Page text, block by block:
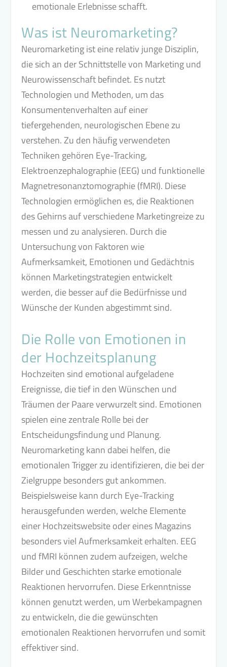
emotionale Erlebnisse schafft.
Was ist Neuromarketing?
Neuromarketing ist eine relativ junge Disziplin,
die sich an der Schnittstelle von Marketing und
Neurowissenschaft befindet. Es nutzt
Technologien und Methoden, um das
Konsumentenverhalten auf einer
tiefergehenden, neurologischen Ebene zu
verstehen. Zu den häufig verwendeten
Techniken gehören Eye-Tracking,
Elektroenzephalographie (EEG) und funktionelle
Magnetresonanztomographie (fMRI). Diese
Technologien ermöglichen es, die Reaktionen
des Gehirns auf verschiedene Marketingreize zu
messen und zu analysieren. Durch die
Untersuchung von Faktoren wie
Aufmerksamkeit, Emotionen und Gedächtnis
können Marketingstrategien entwickelt
werden, die besser auf die Bedürfnisse und
Wünsche der Kunden abgestimmt sind.
Die Rolle von Emotionen in
der Hochzeitsplanung
Hochzeiten sind emotional aufgeladene
Ereignisse, die tief in den Wünschen und
Träumen der Paare verwurzelt sind. Emotionen
spielen eine zentrale Rolle bei der
Entscheidungsfindung und Planung.
Neuromarketing kann dabei helfen, die
emotionalen Trigger zu identifizieren, die bei der
Zielgruppe besonders gut ankommen.
Beispielsweise kann durch Eye-Tracking
herausgefunden werden, welche Elemente
einer Hochzeitswebsite oder eines Magazins
besonders viel Aufmerksamkeit erhalten. EEG
und fMRI können zudem aufzeigen, welche
Bilder und Geschichten starke emotionale
Reaktionen hervorrufen. Diese Erkenntnisse
können genutzt werden, um Werbekampagnen
zu entwickeln, die die gewünschten
emotionalen Reaktionen hervorrufen und somit
effektiver sind.